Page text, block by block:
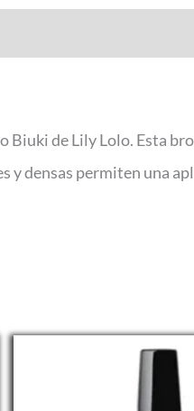
Biuki de Lily Lolo. Esta
y densas permiten una